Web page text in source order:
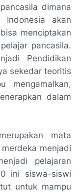
dimana
akan
menciptakan
pancasila.
Pendidikan
sekedar teoritis
mengamalkan,
dalam
mata
menjadi
pelajaran
ini siswa-siswi
untuk mampu